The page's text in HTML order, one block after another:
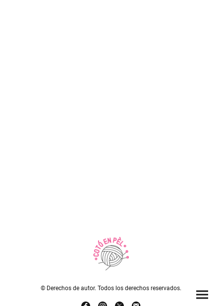
© Derechos de autor. Todos los derechos reservados.